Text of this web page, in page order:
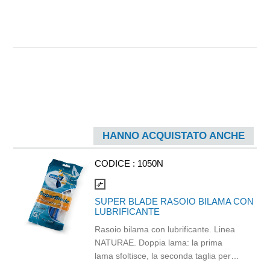
HANNO ACQUISTATO ANCHE
CODICE : 1050N
compare_arrows
SUPER BLADE RASOIO BILAMA CON
LUBRIFICANTE
Rasoio bilama con lubrificante. Linea
NATURAE. Doppia lama: la prima
lama sfoltisce, la seconda taglia per